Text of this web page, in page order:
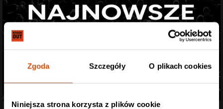
Zgoda Szczegóły O plikach cookies
Niniejsza strona korzysta z plików cookie